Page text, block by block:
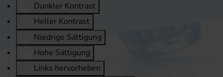
Dunkler Kontrast
Heller Kontrast
Niedrige Sättigung
Hohe Sättigung
Links hervorheben